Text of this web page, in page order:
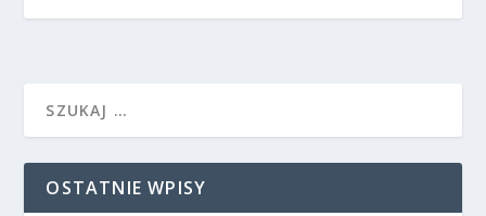
OSTATNIE WPISY